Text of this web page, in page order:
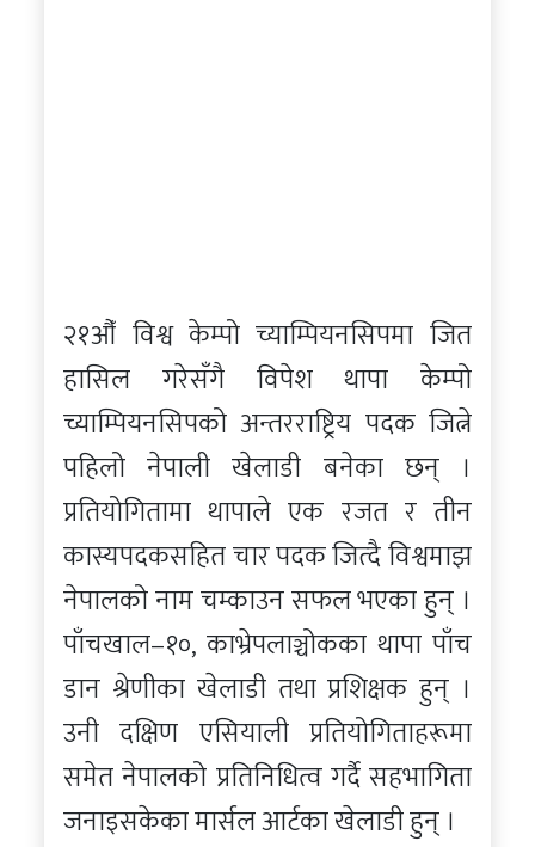
२१औँ विश्व केम्पो च्याम्पियनसिपमा जित
हासिल गरेसँगै विपेश थापा केम्पो
च्याम्पियनसिपको अन्तरराष्ट्रिय पदक जित्ने
पहिलो नेपाली खेलाडी बनेका छन् ।
प्रतियोगितामा थापाले एक रजत र तीन
कास्यपदकसहित चार पदक जित्दै विश्वमाझ
नेपालको नाम चम्काउन सफल भएका हुन् ।
पाँचखाल–१०, काभ्रेपलाञ्चोकका थापा पाँच
डान श्रेणीका खेलाडी तथा प्रशिक्षक हुन् ।
उनी दक्षिण एसियाली प्रतियोगिताहरूमा
समेत नेपालको प्रतिनिधित्व गर्दै सहभागिता
जनाइसकेका मार्सल आर्टका खेलाडी हुन् ।